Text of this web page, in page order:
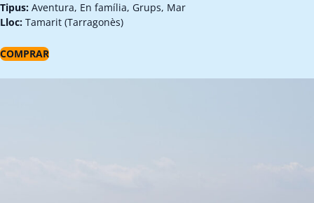
Tipus: Aventura, En família, Grups, Mar
Lloc: Tamarit (Tarragonès)
COMPRAR